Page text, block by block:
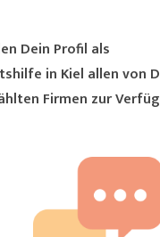
Dein Profil als
allen von Dir
Firmen zur